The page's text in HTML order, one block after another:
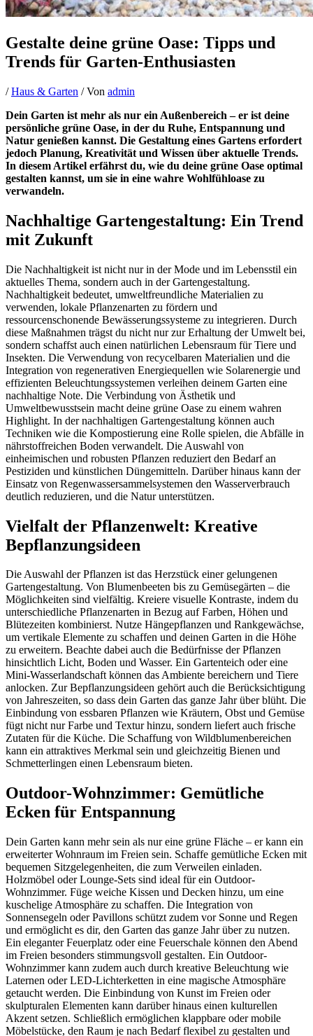
Gestalte deine grüne Oase: Tipps und
Trends für Garten-Enthusiasten
/Haus & Garten / Von admin
Dein Garten ist mehr als nur ein Außenbereich – er ist deine
persönliche grüne Oase, in der du Ruhe, Entspannung und
Natur genießen kannst. Die Gestaltung eines Gartens erfordert
jedoch Planung, Kreativität und Wissen über aktuelle Trends.
In diesem Artikel erfährst du, wie du deine grüne Oase optimal
gestalten kannst, um sie in eine wahre Wohlfühloase zu
verwandeln.
Nachhaltige Gartengestaltung: Ein Trend
mit Zukunft
Die Nachhaltigkeit ist nicht nur in der Mode und im Lebensstil ein
aktuelles Thema, sondern auch in der Gartengestaltung.
Nachhaltigkeit bedeutet, umweltfreundliche Materialien zu
verwenden, lokale Pflanzenarten zu fördern und
ressourcenschonende Bewässerungssysteme zu integrieren. Durch
diese Maßnahmen trägst du nicht nur zur Erhaltung der Umwelt bei,
sondern schaffst auch einen natürlichen Lebensraum für Tiere und
Insekten. Die Verwendung von recycelbaren Materialien und die
Integration von regenerativen Energiequellen wie Solarenergie und
effizienten Beleuchtungssystemen verleihen deinem Garten eine
nachhaltige Note. Die Verbindung von Ästhetik und
Umweltbewusstsein macht deine grüne Oase zu einem wahren
Highlight. In der nachhaltigen Gartengestaltung können auch
Techniken wie die Kompostierung eine Rolle spielen, die Abfälle in
nährstoffreichen Boden verwandelt. Die Auswahl von
einheimischen und robusten Pflanzen reduziert den Bedarf an
Pestiziden und künstlichen Düngemitteln. Darüber hinaus kann der
Einsatz von Regenwassersammelsystemen den Wasserverbrauch
deutlich reduzieren, und die Natur unterstützen.
Vielfalt der Pflanzenwelt: Kreative
Bepflanzungsideen
Die Auswahl der Pflanzen ist das Herzstück einer gelungenen
Gartengestaltung. Von Blumenbeeten bis zu Gemüsegärten – die
Möglichkeiten sind vielfältig. Kreiere visuelle Kontraste, indem du
unterschiedliche Pflanzenarten in Bezug auf Farben, Höhen und
Blütezeiten kombinierst. Nutze Hängepflanzen und Rankgewächse,
um vertikale Elemente zu schaffen und deinen Garten in die Höhe
zu erweitern. Beachte dabei auch die Bedürfnisse der Pflanzen
hinsichtlich Licht, Boden und Wasser. Ein Gartenteich oder eine
Mini-Wasserlandschaft können das Ambiente bereichern und Tiere
anlocken. Zur Bepflanzungsideen gehört auch die Berücksichtigung
von Jahreszeiten, so dass dein Garten das ganze Jahr über blüht. Die
Einbindung von essbaren Pflanzen wie Kräutern, Obst und Gemüse
fügt nicht nur Farbe und Textur hinzu, sondern liefert auch frische
Zutaten für die Küche. Die Schaffung von Wildblumenbereichen
kann ein attraktives Merkmal sein und gleichzeitig Bienen und
Schmetterlingen einen Lebensraum bieten.
Outdoor-Wohnzimmer: Gemütliche
Ecken für Entspannung
Dein Garten kann mehr sein als nur eine grüne Fläche – er kann ein
erweiterter Wohnraum im Freien sein. Schaffe gemütliche Ecken mit
bequemen Sitzgelegenheiten, die zum Verweilen einladen.
Holzmöbel oder Lounge-Sets sind ideal für ein Outdoor-
Wohnzimmer. Füge weiche Kissen und Decken hinzu, um eine
kuschelige Atmosphäre zu schaffen. Die Integration von
Sonnensegeln oder Pavillons schützt zudem vor Sonne und Regen
und ermöglicht es dir, den Garten das ganze Jahr über zu nutzen.
Ein eleganter Feuerplatz oder eine Feuerschale können den Abend
im Freien besonders stimmungsvoll gestalten. Ein Outdoor-
Wohnzimmer kann zudem auch durch kreative Beleuchtung wie
Laternen oder LED-Lichterketten in eine magische Atmosphäre
getaucht werden. Die Einbindung von Kunst im Freien oder
skulpturalen Elementen kann darüber hinaus einen kulturellen
Akzent setzen. Schließlich ermöglichen klappbare oder mobile
Möbelstücke, den Raum je nach Bedarf flexibel zu gestalten und